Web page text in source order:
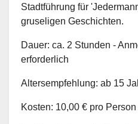
Stadtführung für
gruseligen Geschichten.
Dauer: ca. 2 Stunden -
erforderlich
Altersempfehlung: ab 15
Kosten: 10,00 € pro Person